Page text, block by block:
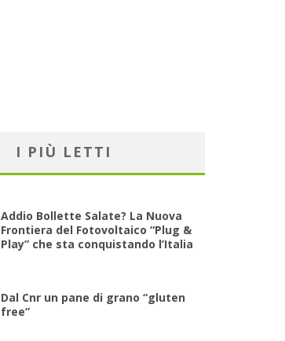
I PIÙ LETTI
Addio Bollette Salate? La Nuova
Frontiera del Fotovoltaico “Plug &
Play” che sta conquistando l’Italia
Dal Cnr un pane di grano “gluten
free”